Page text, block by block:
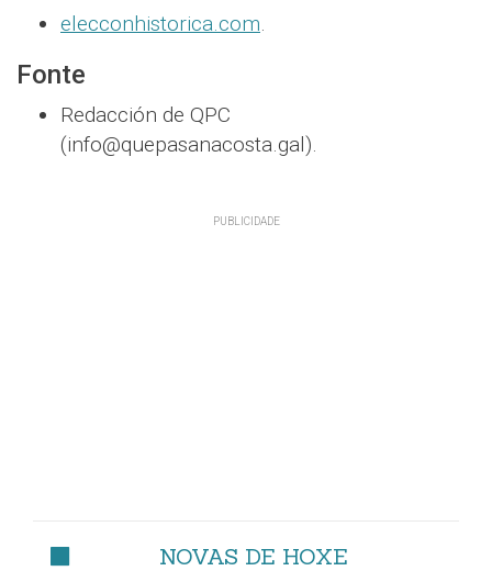
elecconhistorica.com.
Fonte
Redacción de QPC
(info@quepasanacosta.gal).
NOVAS DE HOXE